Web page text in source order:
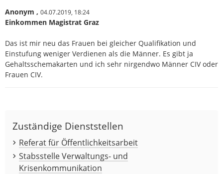
Anonym , 04.07.2019, 18:24
Einkommen Magistrat Graz
Das ist mir neu das Frauen bei gleicher Qualifikation und
Einstufung weniger Verdienen als die Männer. Es gibt ja
Gehaltsschemakarten und ich sehr nirgendwo Männer CIV oder
Frauen CIV.
Zuständige Dienststellen
Referat für Öffentlichkeitsarbeit
Stabsstelle Verwaltungs- und
Krisenkommunikation